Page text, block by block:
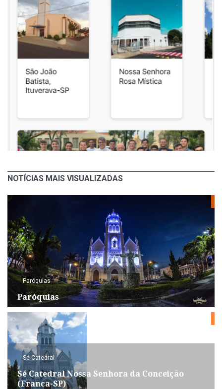
NOTÍCIAS MAIS VISUALIZADAS
Paróquias
Paróquias
Sé Catedral
Sé Catedral Nossa Senhora da Conceição
(Franca-SP)